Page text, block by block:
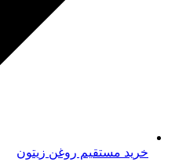
خرید مستقیم روغن زیتون